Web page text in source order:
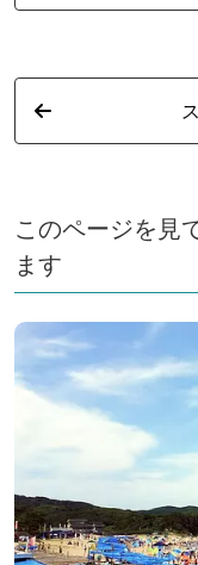
このページを見
ます